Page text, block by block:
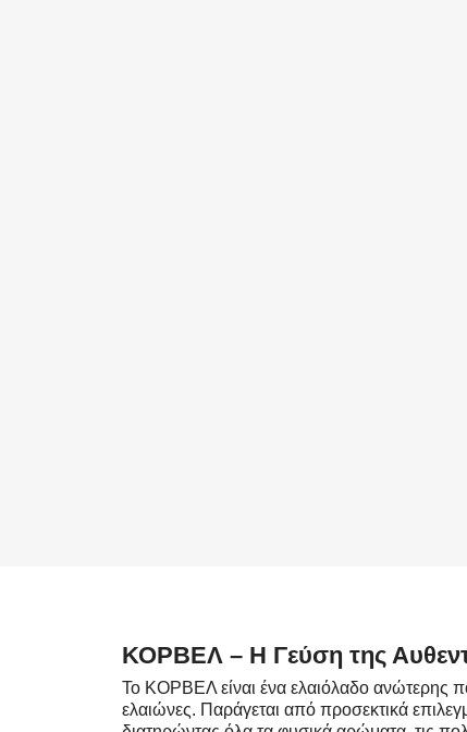
ΚΟΡΒΕΛ – Η Γεύση της
Το ΚΟΡΒΕΛ είναι ένα ελαιόλαδο ανώτερης
ελαιώνες. Παράγεται από προσεκτικά